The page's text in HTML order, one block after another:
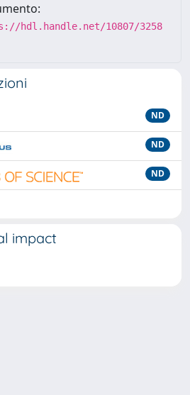
hdl.handle.net/10807/3258
ND
ND
ND
impact